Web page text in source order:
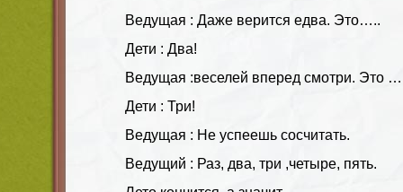
Ведущая : Даже верится едва. Это…..
Дети : Два!
Ведущая :веселей вперед смотри. Это
Дети : Три!
Ведущая : Не успеешь сосчитать.
Ведущий : Раз, два, три ,четыре, пять.